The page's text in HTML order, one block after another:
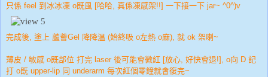
只係 feel 到冰冰凍 o既風 [哈哈, 真係凍感架!!] 一下接一下 jar~ ^0^)v
完成後, 塗上 蘆薈Gel 降降温 (始終吸 o左熱 o麻), 就 ok 架喇~
薄皮 / 敏感 o既部位 打完 laser 後可能會微紅 [放心, 好快會退!], o向 D 記
打 o既 upper-lip 同 underarm 每次紅個零鐘就會復完~